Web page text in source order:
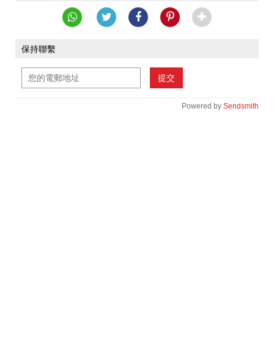
保持聯繫
提交
Powered by Sendsmith